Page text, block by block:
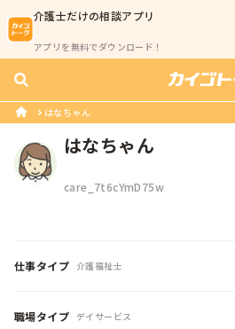
介護士だけの相談アプリ
アプリを無料でダウンロード！
はなちゃん
はなちゃん
care_7t6cYmD75w
仕事タイプ 介護福祉士
職場タイプ デイサービス